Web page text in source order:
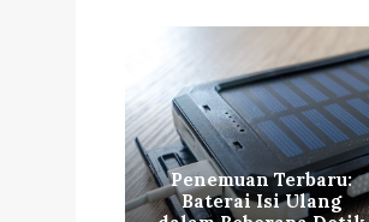
Penemuan Terbaru:
Baterai Isi Ulang